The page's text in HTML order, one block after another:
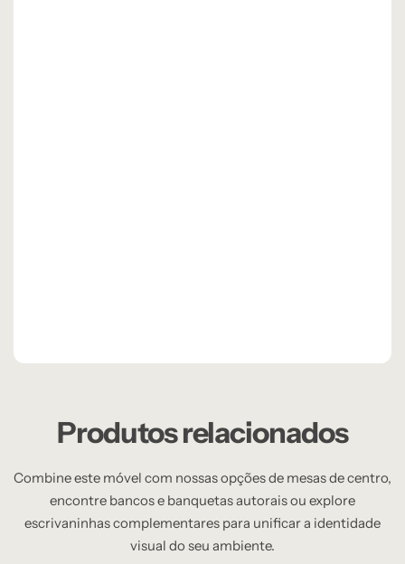
Produtos relacionados
Combine este móvel com nossas opções de mesas de centro,
encontre bancos e banquetas autorais ou explore
escrivaninhas complementares para unificar a identidade
visual do seu ambiente.